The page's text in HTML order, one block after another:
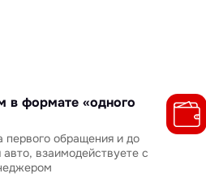
в формате «одного
обращения и до
авто, взаимодействуете с